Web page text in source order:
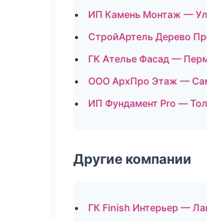
ИП Камень Монтаж —
СтройАртель Дерево
ГК Ателье Фасад —
ООО АрхПро Этаж —
ИП Фундамент Pro —
Другие компании
ГК Finish Интерьер —